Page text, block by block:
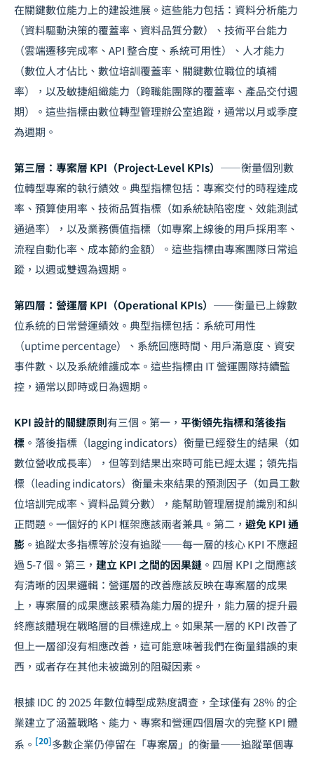
在關鍵數位能力上的建設進展。這些能力包括：資料分析能力
（資料驅動決策的覆蓋率、資料品質分數）、技術平台能力
（雲端遷移完成率、API 整合度、系統可用性）、人才能力
（數位人才佔比、數位培訓覆蓋率、關鍵數位職位的填補
率），以及敏捷組織能力（跨職能團隊的覆蓋率、產品交付週
期）。這些指標由數位轉型管理辦公室追蹤，通常以月或季度
為週期。
第三層：專案層 KPI（Project-Level KPIs） ——衡量個別數
位轉型專案的執行績效。典型指標包括：專案交付的時程達成
率、預算使用率、技術品質指標（如系統缺陷密度、效能測試
通過率），以及業務價值指標（如專案上線後的用戶採用率、
流程自動化率、成本節約金額）。這些指標由專案團隊日常追
蹤，以週或雙週為週期。
第四層：營運層 KPI（Operational KPIs） ——衡量已上線數
位系統的日常營運績效。典型指標包括：系統可用性
（uptime percentage）、系統回應時間、用戶滿意度、資安
事件數、以及系統維護成本。這些指標由 IT 營運團隊持續監
控，通常以即時或日為週期。
KPI 設計的關鍵原則有三個。第一， 平衡領先指標和落後指
標 。落後指標（lagging indicators）衡量已經發生的結果（如
數位營收成長率），但等到結果出來時可能已經太遲；領先指
標（leading indicators）衡量未來結果的預測因子（如員工數
位培訓完成率、資料品質分數），能幫助管理層提前識別和糾
正問題。一個好的 KPI 框架應該兩者兼具。第二， 避免 KPI 通
膨 。追蹤太多指標等於沒有追蹤——每一層的核心 KPI 不應超
過 5-7 個。第三， 建立 KPI 之間的因果鏈 。四層 KPI 之間應該
有清晰的因果邏輯：營運層的改善應該反映在專案層的成果
上，專案層的成果應該累積為能力層的提升，能力層的提升最
終應該體現在戰略層的目標達成上。如果某一層的 KPI 改善了
但上一層卻沒有相應改善，這可能意味著我們在衡量錯誤的東
西，或者存在其他未被識別的阻礙因素。
根據 IDC 的 2025 年數位轉型成熟度調查，全球僅有 28% 的企
業建立了涵蓋戰略、能力、專案和營運四個層次的完整 KPI 體
系。 [20]多數企業仍停留在「專案層」的衡量——追蹤單個專